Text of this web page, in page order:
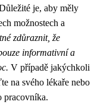
je, aby měly
možnostech a
zdůraznit, že
informativní a
V případě jakýchkoli
na svého lékaře nebo
pracovníka.